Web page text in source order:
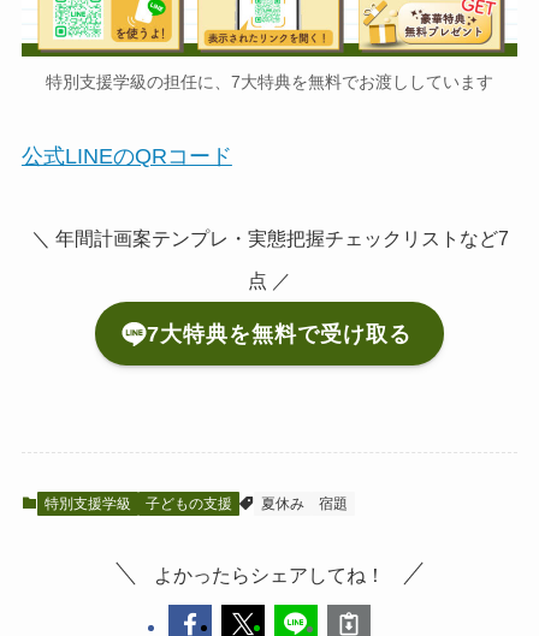
特別支援学級の担任に、7大特典を無料でお渡ししています
公式LINEのQRコード
＼ 年間計画案テンプレ・実態把握チェックリストなど7
点 ／
7大特典を無料で受け取る
特別支援学級 子どもの支援 夏休み 宿題
よかったらシェアしてね！